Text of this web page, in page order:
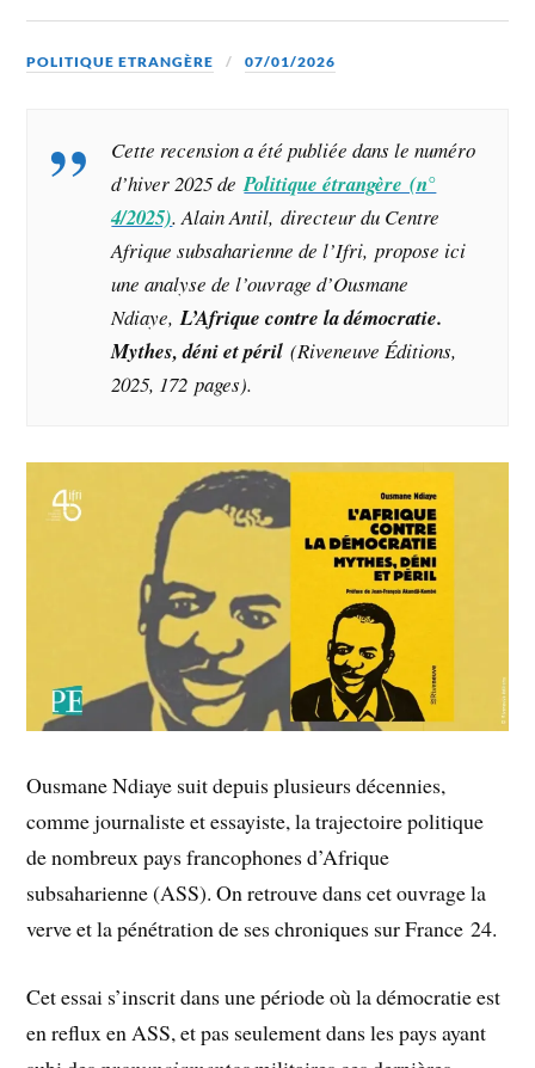
POLITIQUE ETRANGÈRE 07/01/2026
Cette recension a été publiée dans le numéro
d’hiver 2025 dePolitique étrangère (n°
4/2025). Alain Antil,directeur du Centre
Afrique subsaharienne de l’Ifri, propose ici
une analyse de l’ouvrage d’Ousmane
Ndiaye, L’Afrique contre la démocratie.
Mythes, déni et péril (Riveneuve Éditions,
2025, 172 pages).
Ousmane Ndiaye suit depuis plusieurs décennies,
comme journaliste et essayiste, la trajectoire politique
de nombreux pays francophones d’Afrique
subsaharienne (ASS). On retrouve dans cet ouvrage la
verve et la pénétration de ses chroniques sur France 24.
Cet essai s’inscrit dans une période où la démocratie est
en reflux en ASS, et pas seulement dans les pays ayant